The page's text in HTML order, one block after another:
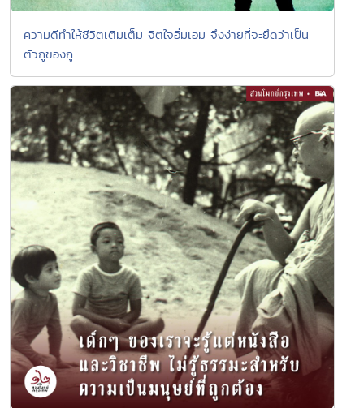
ความดีทำให้ชีวิตเติมเต็ม จิตใจอิ่มเอม จึงง่ายที่จะยึดว่าเป็น
ตัวกูของกู